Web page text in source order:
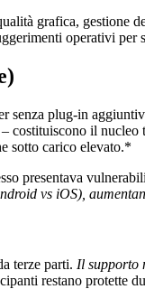
grafica, gestione
operativi
senza plug‑in
il
sotto carico elevato.*
presentava
vs iOS),
terze parti. Il supporto
restano protette